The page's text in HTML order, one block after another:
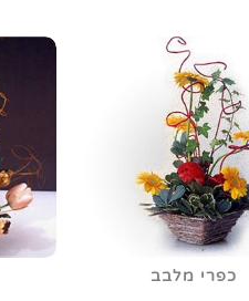
כפרי מלבב